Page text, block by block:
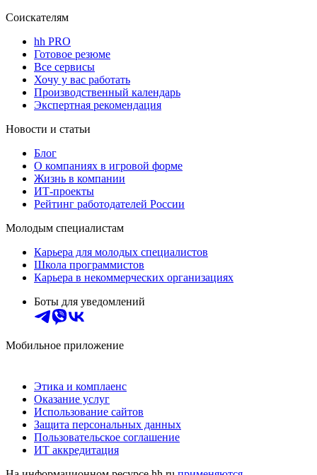
Соискателям
hh PRO
Готовое резюме
Все сервисы
Хочу у вас работать
Производственный календарь
Экспертная рекомендация
Новости и статьи
Блог
О компаниях в игровой форме
Жизнь в компании
ИТ-проекты
Рейтинг работодателей России
Молодым специалистам
Карьера для молодых специалистов
Школа программистов
Карьера в некоммерческих организациях
Боты для уведомлений
Мобильное приложение
Этика и комплаенс
Оказание услуг
Использование сайтов
Защита персональных данных
Пользовательское соглашение
ИТ аккредитация